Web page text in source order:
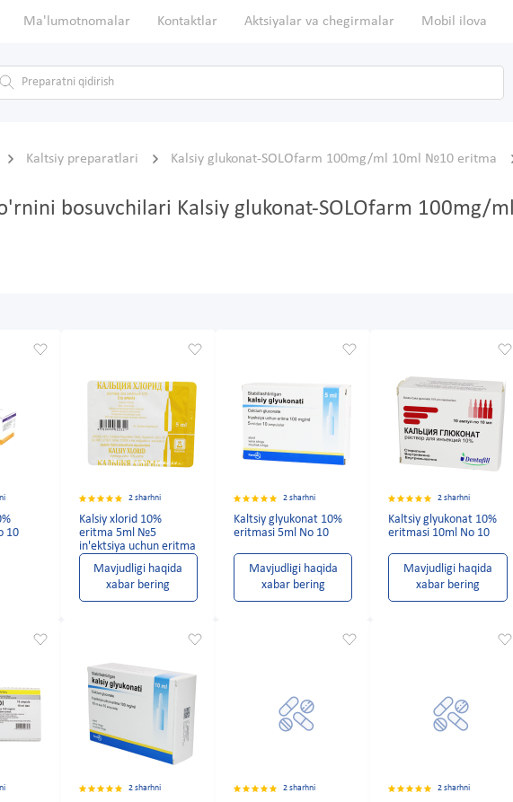
Ma'lumotnomalar Kontaktlar Aktsiyalar va chegirmalar Mobil ilova
Kaltsiy preparatlari Kalsiy glukonat-SOLOfarm 100mg/ml 10ml №10 eritma
bosuvchilari Kalsiy glukonat-SOLOfarm 100mg/
10
2 sharhni
Kalsiy xlorid 10%
eritma 5ml №5
in'ektsiya uchun eritma
Mavjudligi haqida
xabar bering
2 sharhni
Kaltsiy glyukonat 10%
eritmasi 5ml No 10
Mavjudligi haqida
xabar bering
2 sharhni
Kaltsiy glyukonat 10%
eritmasi 10ml No 10
Mavjudligi haqida
xabar bering
2 sharhni 2 sharhni 2 sharhni